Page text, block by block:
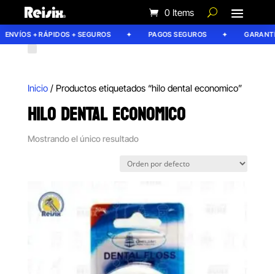
0 Items
ENVÍOS + RÁPIDOS + SEGUROS PAGOS SEGUROS
Inicio/ Productos etiquetados “hilo dental economico”
HILO DENTAL ECONOMICO
Mostrando el único resultado